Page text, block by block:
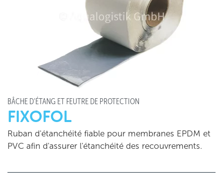
BÂCHE D'ÉTANG ET FEUTRE DE PROTECTION
FIXOFOL
Ruban d'étanchéité fiable pour membranes EPDM et
PVC afin d'assurer l'étanchéité des recouvrements.